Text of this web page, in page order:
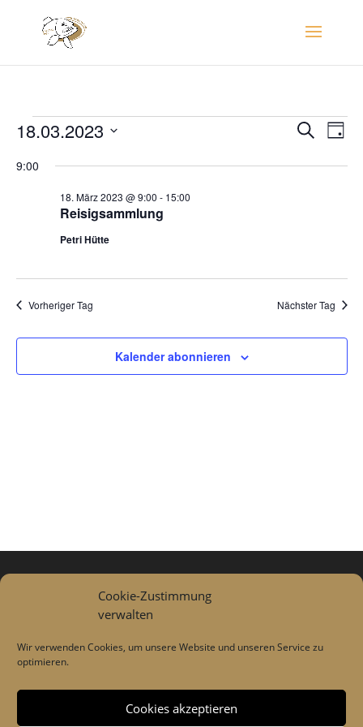
Cookie-Zustimmung
verwalten
Wir verwenden Cookies, um unsere Website und unseren Service zu
optimieren.
Cookies akzeptieren
Veranstaltungen
18.
März
2023
und
SucheTag
18.03.2023
wählen.
9:00
Reisigsammlung
18. März 2023 @ 9:00 - 15:00
Petri Hütte
Vorheriger Tag Nächster Tag
Kalender abonnieren
Datenschutzerklärung
Impressum